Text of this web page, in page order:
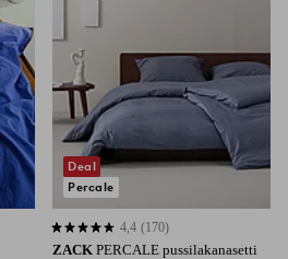
ZACK PERCALE pussilakanasetti
4,4 perustuen 170 arvosanaan
4,4 (170)
Deal
Percale